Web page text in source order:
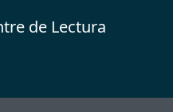
de Lectura